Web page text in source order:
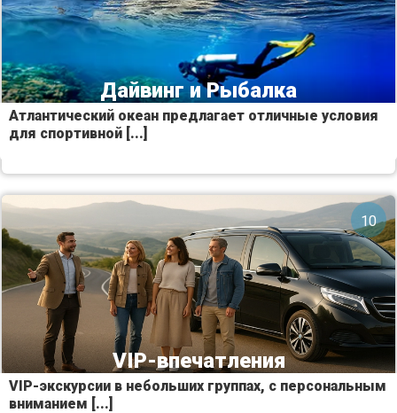
Дайвинг и Pыбалка
Атлантический океан предлагает отличные условия
для спортивной [...]
10
VIP-впечатления
VIP-экскурсии в небольших группах, с персональным
вниманием [...]